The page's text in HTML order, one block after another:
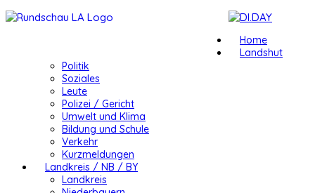
Home
Landshut
Politik
Soziales
Leute
Polizei / Gericht
Umwelt und Klima
Bildung und Schule
Verkehr
Kurzmeldungen
Landkreis / NB / BY
Landkreis